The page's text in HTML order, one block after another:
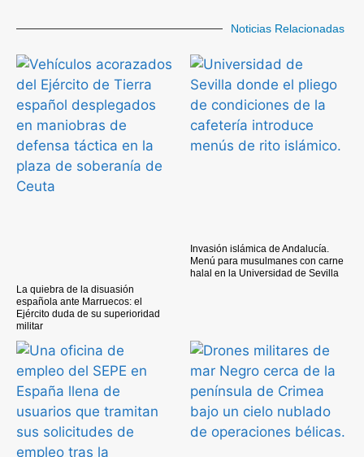
Noticias Relacionadas
La quiebra de la disuasión
española ante Marruecos: el
Ejército duda de su superioridad
militar
Invasión islámica de Andalucía.
Menú para musulmanes con carne
halal en la Universidad de Sevilla